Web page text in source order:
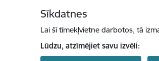
Sīkdatnes
Lai šī tīmekļvietne darbotos, tā
Lūdzu, atzīmējiet savu izvēli: